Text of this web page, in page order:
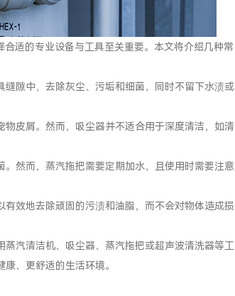
适的专业设备与工具至关重要。本文将介绍几种常
隙中，去除灰尘、污垢和细菌，同时不留下水渍或
皮屑。然而，吸尘器并不适合用于深度清洁，如清
然而，蒸汽拖把需要定期加水，且使用时需要注意
效地去除顽固的污渍和油脂，而不会对物体造成损
汽清洁机、吸尘器、蒸汽拖把或超声波清洗器等工
、更舒适的生活环境。